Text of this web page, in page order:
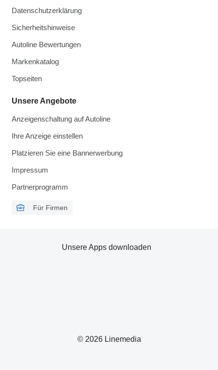
Datenschutzerklärung
Sicherheitshinweise
Autoline Bewertungen
Markenkatalog
Topseiten
Unsere Angebote
Anzeigenschaltung auf Autoline
Ihre Anzeige einstellen
Platzieren Sie eine Bannerwerbung
Impressum
Partnerprogramm
Für Firmen
© 2026 Linemedia
Unsere Apps downloaden